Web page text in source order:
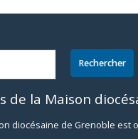
de la Maison
diocésaine de Grenoble est